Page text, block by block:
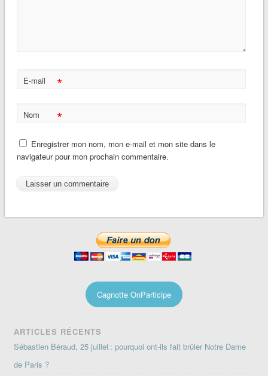
E-mail *
Nom *
Enregistrer mon nom, mon e-mail et mon site dans le
navigateur pour mon prochain commentaire.
Cagnotte OnParticipe
ARTICLES RÉCENTS
Sébastien Béraud, 25 juillet : pourquoi ont-ils fait brûler Notre Dame
de Paris ?